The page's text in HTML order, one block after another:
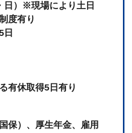
日）※現場により土日
度有り
日
有休取得5日有り
保）、厚生年金、雇用